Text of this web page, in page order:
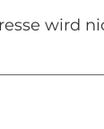
wird